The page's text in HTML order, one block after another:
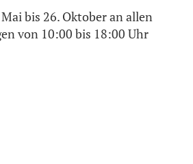
bis 26. Oktober an allen
von 10:00 bis 18:00 Uhr